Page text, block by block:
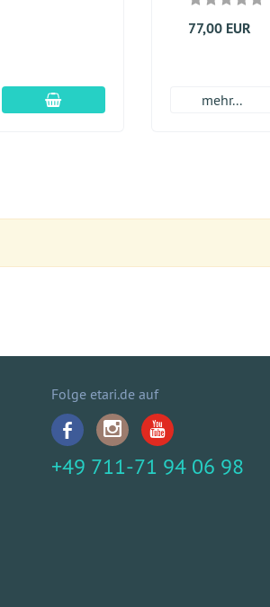
In den Warenkorb
77,00 EUR
mehr...
Folge etari.de auf
+49 711-71 94 06 98